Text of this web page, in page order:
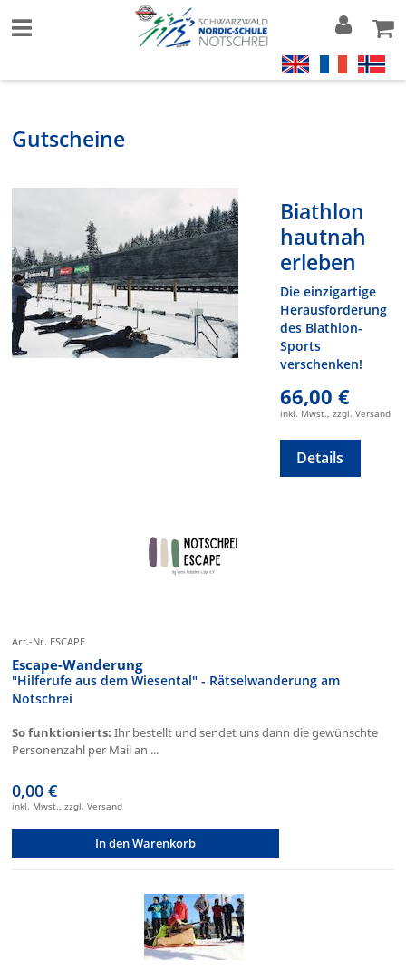
Gutscheine
Biathlon
hautnah
erleben
Die einzigartige
Herausforderung
des Biathlon-
Sports
verschenken!
66,00 €
inkl. Mwst., zzgl. Versand
Details
Art.-Nr. ESCAPE
Escape-Wanderung
"Hilferufe aus dem Wiesental" - Rätselwanderung am
Notschrei
So funktionierts: Ihr bestellt und sendet uns dann die gewünschte
Personenzahl per Mail an ...
0,00 €
inkl. Mwst., zzgl. Versand
In den Warenkorb